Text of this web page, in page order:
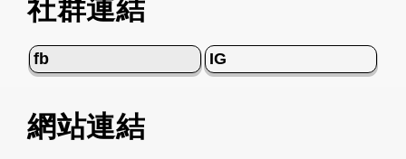
社群連結
fb IG
網站連結